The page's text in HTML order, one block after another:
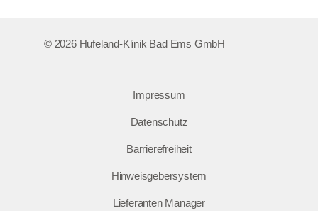
© 2026 Hufeland-Klinik Bad Ems GmbH
Impressum
Datenschutz
Barrierefreiheit
Hinweisgebersystem
Lieferanten Manager